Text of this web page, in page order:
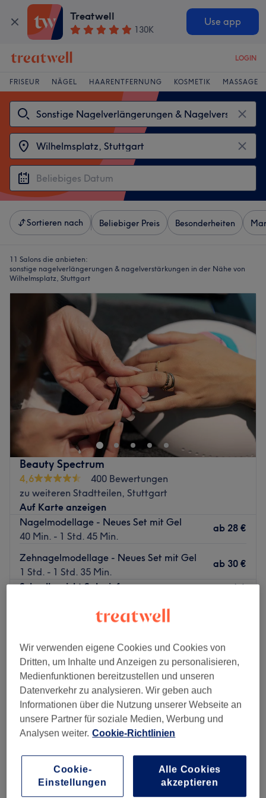
Treatwell
130K
Use app
LOGIN
FRISEUR NÄGEL HAARENTFERNUNG KOSMETIK MASSAGE
Sortieren nach Beliebiger Preis Besonderheiten
11 Salons die anbieten:
sonstige nagelverlängerungen & nagelverstärkungen in der Nähe von
Wilhelmsplatz, Stuttgart
Beauty Spectrum
4,6
400 Bewertungen
zu weiteren Stadtteilen, Stuttgart
Auf Karte anzeigen
Nagelmodellage - Neues Set mit Gel
40 Min. - 1 Std. 45 Min.
ab 28 €
Zehnagelmodellage - Neues Set mit Gel
1 Std. - 1 Std. 35 Min.
ab 30 €
Schnellansicht Saloninfos
Mittwoch
10:00– 18:30
Donnerstag
10:00–18:30
Freitag
10:00–18:30
Samstag
10:00–16:00
Sonntag
Geschlossen
Ein gepflegtes Äußeres bis in die Fingerspitzen ist für
Leistungen und mit Bedacht ausgewählten Produkten
überzeugen. Neben Maniküre & Pediküre kannst du dir
Wir verwenden eigene Cookies und Cookies von
Dritten, um Inhalte und Anzeigen zu personalisieren,
Medienfunktionen bereitzustellen und unseren
Datenverkehr zu analysieren. Wir geben auch
Informationen über die Nutzung unserer Webseite an
unsere Partner für soziale Medien, Werbung und
Analysen weiter. Cookie-Richtlinien
Cookie-
Einstellungen
Alle Cookies
akzeptieren